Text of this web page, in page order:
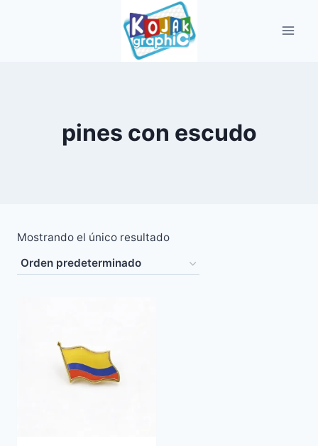
pines con escudo
Mostrando el único resultado